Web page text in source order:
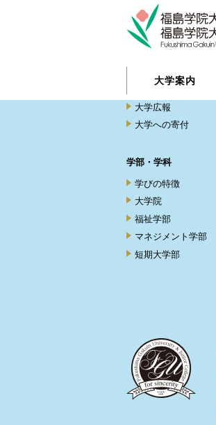
大学案内
大学案内
大学広報
大学への寄付
学部・学科
学びの特徴
大学院
福祉学部
マネジメント学部
短期大学部